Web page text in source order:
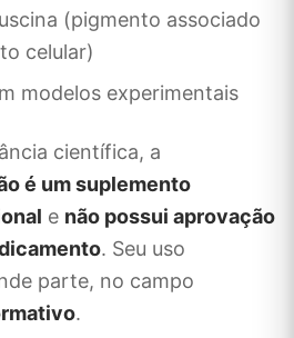
(pigmento associado
celular)
modelos experimentais
científica, a
é um suplemento
e não possui aprovação
. Seu uso
parte, no campo
.